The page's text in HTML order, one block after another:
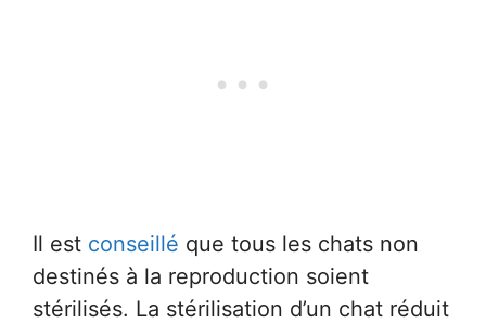
Il est conseillé que tous les chats non
destinés à la reproduction soient
stérilisés. La stérilisation d’un chat réduit